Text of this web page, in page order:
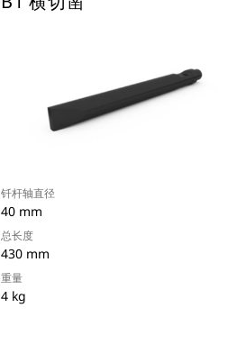
钎杆轴直径
40 mm
总长度
430 mm
重量
4 kg